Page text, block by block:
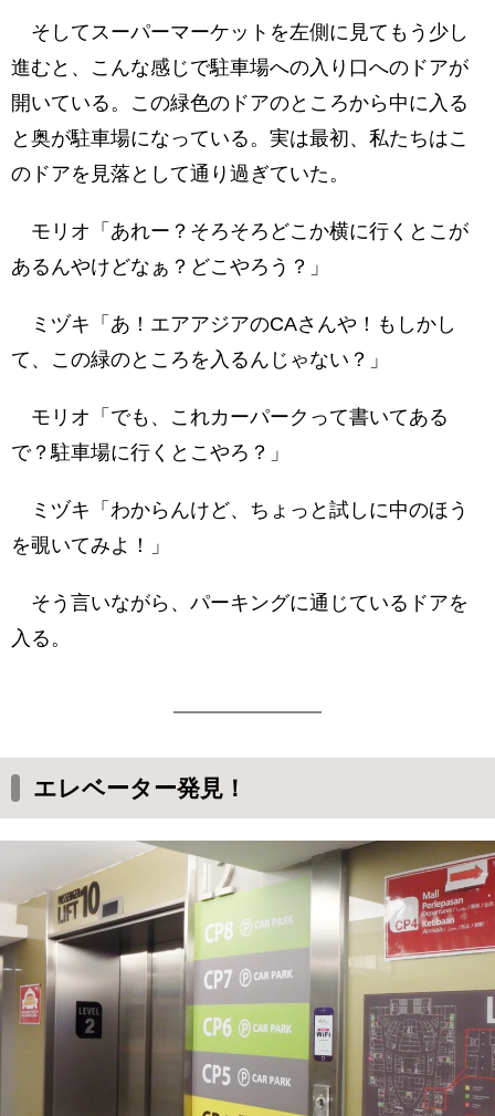
そしてスーパーマーケットを左側に見てもう少し
進むと、こんな感じで駐車場への入り口へのドアが
開いている。この緑色のドアのところから中に入る
と奥が駐車場になっている。実は最初、私たちはこ
のドアを見落として通り過ぎていた。
モリオ「あれー？そろそろどこか横に行くとこが
あるんやけどなぁ？どこやろう？」
ミヅキ「あ！エアアジアのCAさんや！もしかし
て、この緑のところを入るんじゃない？」
モリオ「でも、これカーパークって書いてある
で？駐車場に行くとこやろ？」
ミヅキ「わからんけど、ちょっと試しに中のほう
を覗いてみよ！」
そう言いながら、パーキングに通じているドアを
入る。
エレベーター発見！